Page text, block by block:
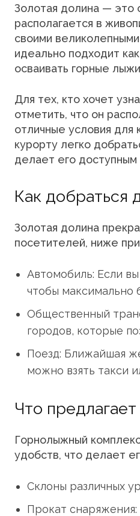
Золотая долина — это
располагается в
своими
идеально подходит
осваивать горные
Для тех, кто хочет
отметить, что он
отличные условия для
курорту легко
делает его доступным
Как добраться
Золотая долина
посетителей, ниже
Автомобиль: Если
чтобы максимально
Общественный
городов, которые
Поезд: Ближайшая
можно взять такси
Что
Горнолыжный
удобств, что делает
Склоны различных
Прокат